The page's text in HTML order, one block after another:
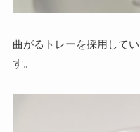
曲がるトレーを採用して
す。